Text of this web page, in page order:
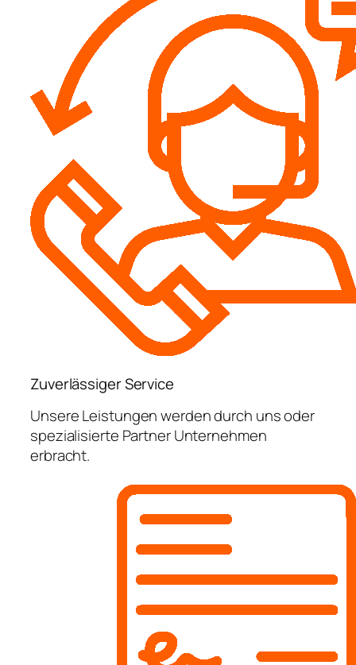
Zuverlässiger Service
Unsere Leistungen werden durch uns oder
spezialisierte Partner Unternehmen
erbracht.